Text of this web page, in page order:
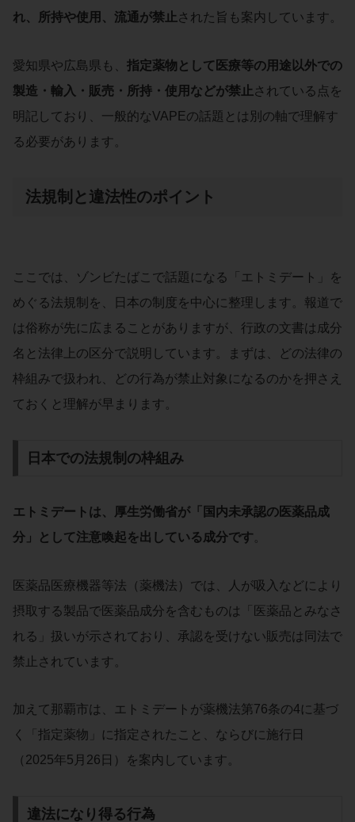
れ、所持や使用、流通が禁止 された旨も案内しています。
愛知県や広島県も、 指定薬物として医療等の用途以外での
製造・輸入・販売・所持・使用などが禁止 されている点を
明記しており、一般的なVAPEの話題とは別の軸で理解す
る必要があります。
法規制と違法性のポイント
ここでは、ゾンビたばこで話題になる「エトミデート」を
めぐる法規制を、日本の制度を中心に整理します。報道で
は俗称が先に広まることがありますが、行政の文書は成分
名と法律上の区分で説明しています。まずは、どの法律の
枠組みで扱われ、どの行為が禁止対象になるのかを押さえ
ておくと理解が早まります。
日本での法規制の枠組み
エトミデートは、厚生労働省が「国内未承認の医薬品成
分」として注意喚起を出している成分です
医薬品医療機器等法（薬機法）では、人が吸入などにより
摂取する製品で医薬品成分を含むものは「医薬品とみなさ
れる」扱いが示されており、承認を受けない販売は同法で
禁止されています。
加えて那覇市は、エトミデートが薬機法第76条の4に基づ
く「指定薬物」に指定されたこと、ならびに施行日
（2025年5月26日）を案内しています。
違法になり得る行為